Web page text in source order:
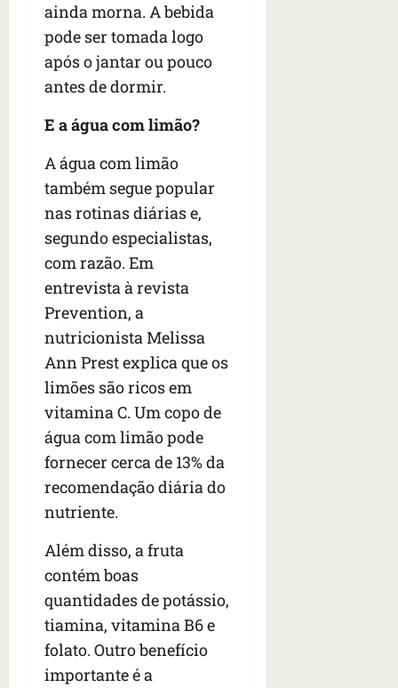
ainda morna. A bebida
pode ser tomada logo
após o jantar ou pouco
antes de dormir.
E a água com limão?
A água com limão
também segue popular
nas rotinas diárias e,
segundo especialistas,
com razão. Em
entrevista à revista
Prevention, a
nutricionista Melissa
Ann Prest explica que os
limões são ricos em
vitamina C. Um copo de
água com limão pode
fornecer cerca de 13% da
recomendação diária do
nutriente.
Além disso, a fruta
contém boas
quantidades de potássio,
tiamina, vitamina B6 e
folato. Outro benefício
importante é a